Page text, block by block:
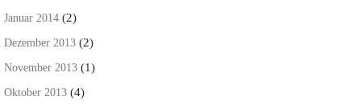
Januar 2014 (2)
Dezember 2013 (2)
November 2013 (1)
Oktober 2013 (4)